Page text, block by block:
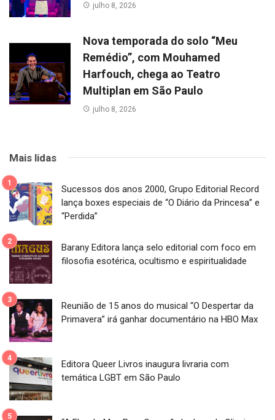
julho 8, 2026
Nova temporada do solo “Meu
Remédio”, com Mouhamed
Harfouch, chega ao Teatro
Multiplan em São Paulo
julho 8, 2026
Mais lidas
Sucessos dos anos 2000, Grupo Editorial Record
lança boxes especiais de “O Diário da Princesa” e
“Perdida”
Barany Editora lança selo editorial com foco em
filosofia esotérica, ocultismo e espiritualidade
Reunião de 15 anos do musical “O Despertar da
Primavera” irá ganhar documentário na HBO Max
Editora Queer Livros inaugura livraria com
temática LGBT em São Paulo